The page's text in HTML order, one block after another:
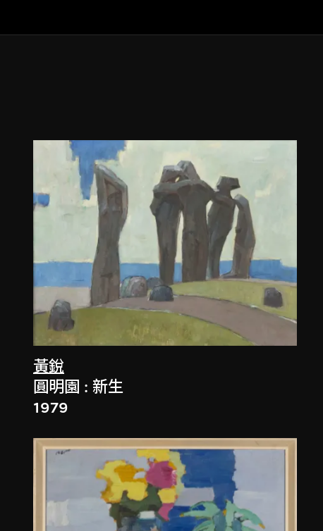
黃銳
圓明園 : 新生
1979